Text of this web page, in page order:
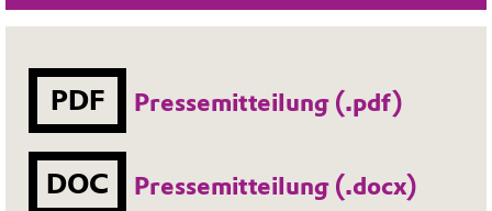
PDF Pressemitteilung (.pdf)
DOC Pressemitteilung (.docx)